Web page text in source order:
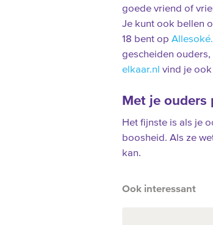
goede vriend of
Je kunt ook bellen
18 bent op
gescheiden
elkaar.nl vind je
Met je ouders
Het fijnste is als je
boosheid. Als ze
kan.
Ook interessant